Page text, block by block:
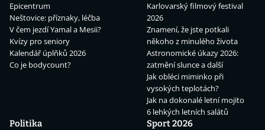
Epicentrum
Neštovice: příznaky, léčba
V čem jezdí Yamal a Mesii?
Kvízy pro seniory
Kalendář úplňků 2026
Co je bodycount?
Karlovarský filmový festival
2026
Znamení, že jste potkali
někoho z minulého života
Astronomické úkazy 2026:
zatmění slunce a další
Jak obléci miminko při
vysokých teplotách?
Jak na dokonalé letní mojito
6 lehkých letních salátů
Politika
Sport 2026